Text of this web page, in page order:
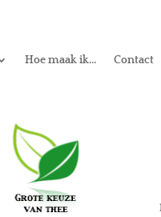
Hoe maak ik… Contact